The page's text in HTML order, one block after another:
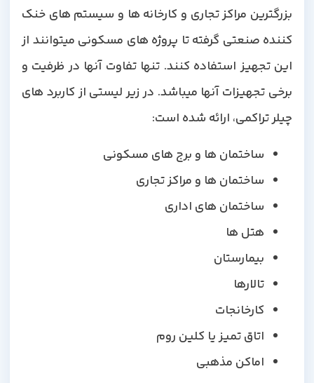
بزرگترین مراکز تجاری و کارخانه ها و سیستم های خنک
کننده صنعتی گرفته تا پروژه های مسکونی میتوانند از
این تجهیز استفاده کنند. تنها تفاوت آنها در ظرفیت و
برخی تجهیزات آنها میباشد. در زیر لیستی از کاربرد های
چیلر تراکمی، ارائه شده است:
ساختمان ها و برج های مسکونی
ساختمان ها و مراکز تجاری
ساختمان های اداری
هتل ها
بیمارستان
تالارها
کارخانجات
اتاق تمیز یا کلین روم
اماکن مذهبی